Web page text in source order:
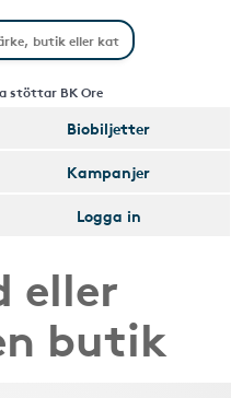
stöttar BK Ore
Biobiljetter
Kampanjer
Logga in
eller
butik